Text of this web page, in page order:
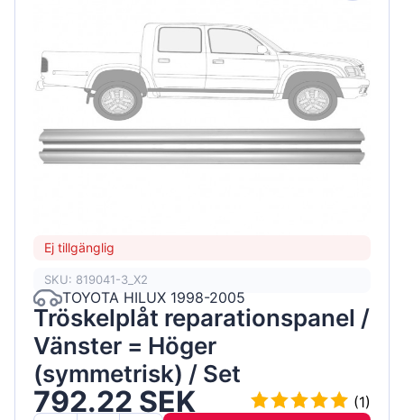
Ej tillgänglig
SKU: 819041-3_X2
TOYOTA HILUX 1998-2005
Tröskelplåt reparationspanel /
Vänster = Höger
(symmetrisk) / Set
792.22 SEK
(1)